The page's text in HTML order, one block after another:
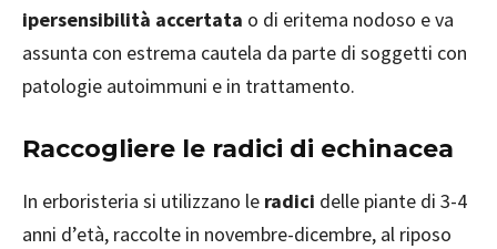
ipersensibilità accertata o di eritema nodoso e va
assunta con estrema cautela da parte di soggetti con
patologie autoimmuni e in trattamento.
Raccogliere le radici di echinacea
In erboristeria si utilizzano le radici delle piante di 3-4
anni d’età, raccolte in novembre-dicembre, al riposo